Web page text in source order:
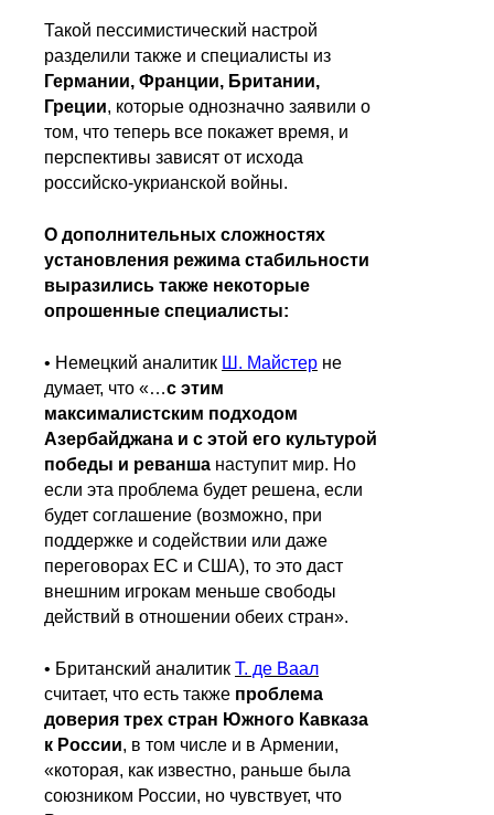
Такой пессимистический настрой
разделили также и специалисты из
Германии, Франции, Британии,
Греции, которые однозначно заявили о
том, что теперь все покажет время, и
перспективы зависят от исхода
российско-укрианской войны.
О дополнительных сложностях
установления режима стабильности
выразились также некоторые
опрошенные специалисты:
• Немецкий аналитик Ш. Майстер не
думает, что «…с этим
максималистским подходом
Азербайджана и с этой его культурой
победы и реванша наступит мир. Но
если эта проблема будет решена, если
будет соглашение (возможно, при
поддержке и содействии или даже
переговорах ЕС и США), то это даст
внешним игрокам меньше свободы
действий в отношении обеих стран».
• Британский аналитик Т. де Ваал
считает, что есть также проблема
доверия трех стран Южного Кавказа
к России, в том числе и в Армении,
«которая, как известно, раньше была
союзником России, но чувствует, что